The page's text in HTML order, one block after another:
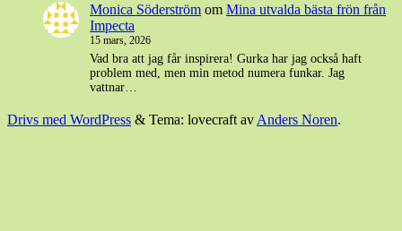
Monica Söderström om Mina utvalda bästa frön från
Impecta
15 mars, 2026
Vad bra att jag får inspirera! Gurka har jag också haft
problem med, men min metod numera funkar. Jag
vattnar…
Drivs med WordPress & Tema: lovecraft av Anders Noren.